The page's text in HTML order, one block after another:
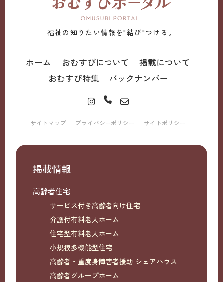
福祉の知りたい情報を"結び"つける。
ホーム おむすびについて
掲載について
おむすび特集
バックナンバー
サイトマップ プライバシーポリシー サイトポリシー
掲載情報
高齢者住宅
サービス付き高齢者向け住宅
介護付有料老人ホーム
住宅型有料老人ホーム
小規模多機能型住宅
高齢者・重度身障害者援助 シェアハウス
高齢者グループホーム